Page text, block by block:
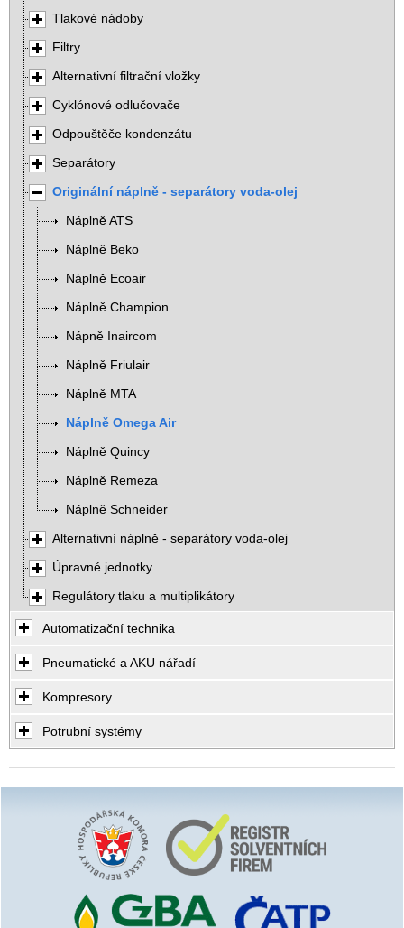
Tlakové nádoby
Filtry
Alternativní filtrační vložky
Cyklónové odlučovače
Odpouštěče kondenzátu
Separátory
Originální náplně - separátory voda-olej
Náplně ATS
Náplně Beko
Náplně Ecoair
Náplně Champion
Nápně Inaircom
Náplně Friulair
Náplně MTA
Náplně Omega Air
Náplně Quincy
Náplně Remeza
Náplně Schneider
Alternativní náplně - separátory voda-olej
Úpravné jednotky
Regulátory tlaku a multiplikátory
Automatizační technika
Pneumatické a AKU nářadí
Kompresory
Potrubní systémy